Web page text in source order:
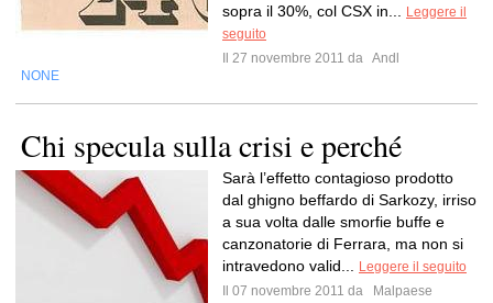
sopra il 30%, col CSX in...
Leggere il
seguito
Il 27 novembre 2011 da Andl
NONE
Chi specula sulla crisi e perché
Sarà l’effetto contagioso prodotto
dal ghigno beffardo di Sarkozy, irriso
a sua volta dalle smorfie buffe e
canzonatorie di Ferrara, ma non si
intravedono valid...
Leggere il seguito
Il 07 novembre 2011 da
Malpaese